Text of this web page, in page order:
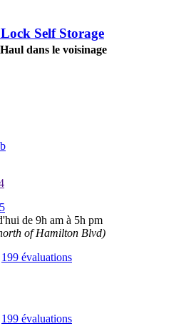
Self Storage
dans le voisinage
de 9h am à 5h pm
of Hamilton Blvd)
199 évaluations
199 évaluations